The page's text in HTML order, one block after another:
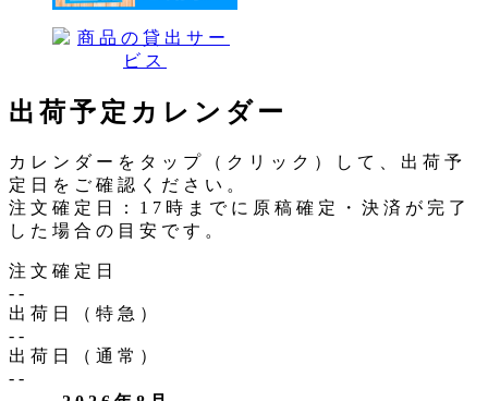
出荷予定カレンダー
カレンダーをタップ（クリック）して、出荷予
定日をご確認ください。
注文確定日：17時までに原稿確定・決済が完了
した場合の目安です。
注文確定日
--
出荷日（特急）
--
出荷日（通常）
--